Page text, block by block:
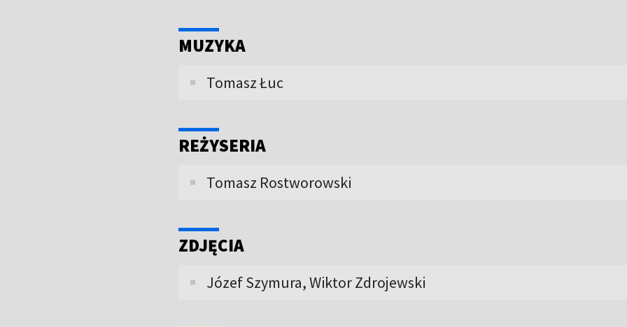
MUZYKA
Tomasz Łuc
REŻYSERIA
Tomasz Rostworowski
ZDJĘCIA
Józef Szymura, Wiktor Zdrojewski